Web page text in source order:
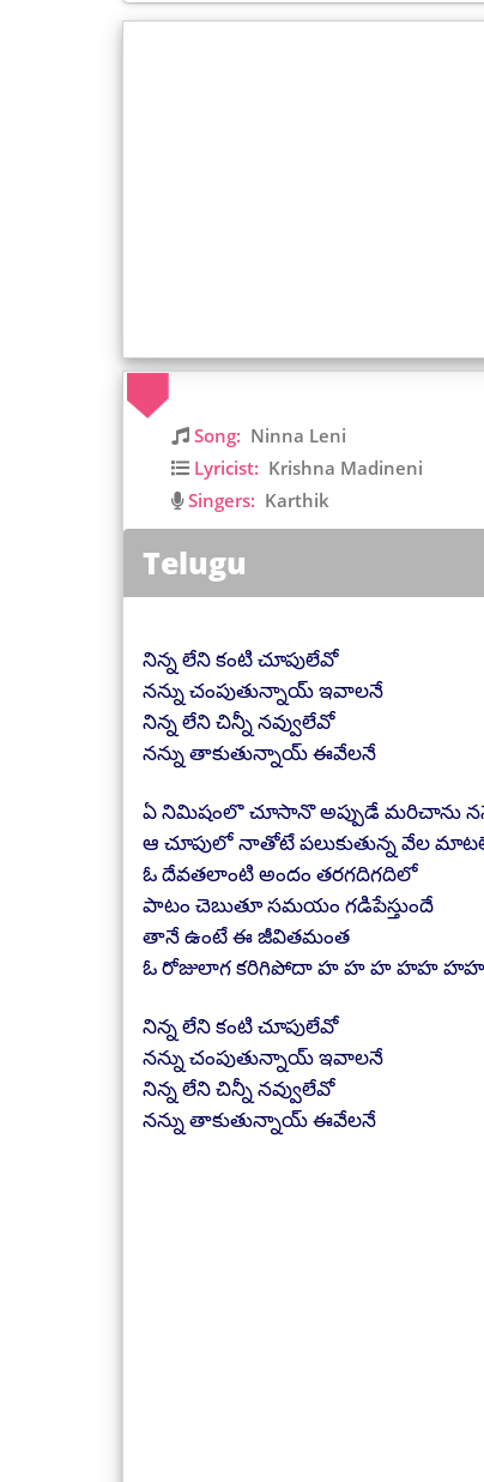
Song: Ninna Leni
Lyricist: Krishna Madineni
Singers: Karthik
Telugu
నిన్న లేని కంటి చూపులేవో
నన్ను చంపుతున్నాయ్ ఇవాలనే
నిన్న లేని చిన్నీ నవ్వులేవో
నన్ను తాకుతున్నాయ్ ఈవేలనే
ఏ నిమిషంలొ చూసానొ అప్పుడే మరిచాను
ఆ చూపులో నాతోటే పలుకుతున్న వేల
ఓ దేవతలాంటి అందం తరగదిగదిలో
పాటం చెబుతూ సమయం గడిపేస్తుందే
తానే ఉంటే ఈ జీవితమంత
ఓ రోజులాగ కరిగిపోదా హ హ హ హహ
నిన్న లేని కంటి చూపులేవో
నన్ను చంపుతున్నాయ్ ఇవాలనే
నిన్న లేని చిన్నీ నవ్వులేవో
నన్ను తాకుతున్నాయ్ ఈవేలనే